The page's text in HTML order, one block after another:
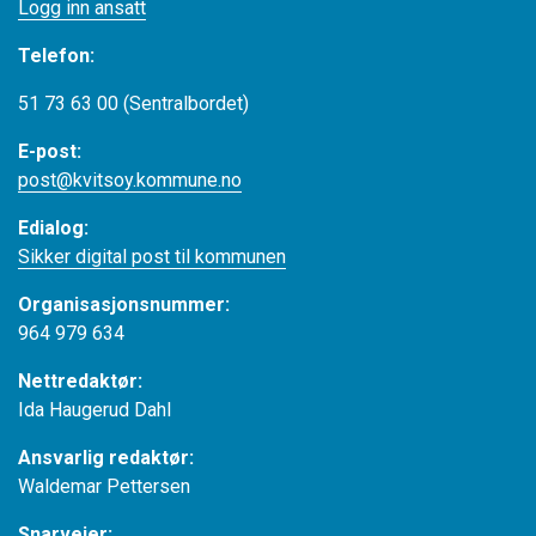
Logg inn ansatt
Telefon:
51 73 63 00 (Sentralbordet)
E-post:
post@kvitsoy.kommune.no
Edialog:
Sikker digital post til kommunen
Organisasjonsnummer:
964 979 634
Nettredaktør:
Ida Haugerud Dahl
Ansvarlig redaktør:
Waldemar Pettersen